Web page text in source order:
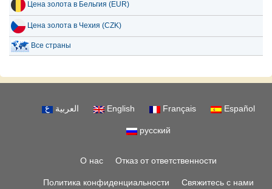
Цена золота в Бельгия (EUR)
Цена золота в Чехия (CZK)
Все страны
العربية English Français Español
русский
О нас Отказ от ответственности
Политика конфиденциальности Свяжитесь с нами